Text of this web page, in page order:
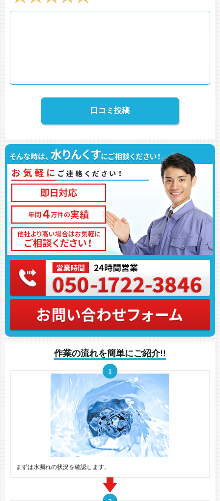
作業の流れを簡単にご紹介!!
まずは水漏れの状況を確認します。